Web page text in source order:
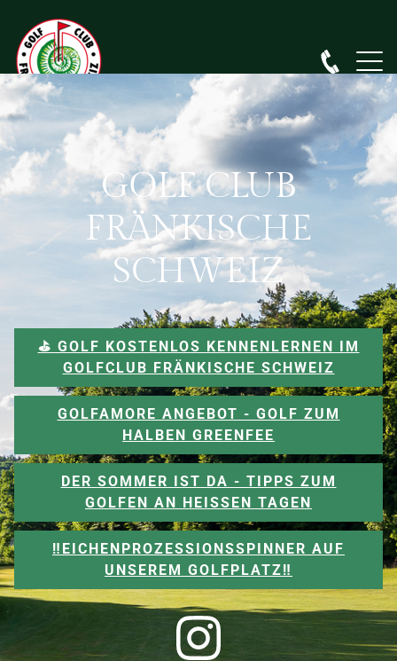
GOLF CLUB
FRÄNKISCHE
SCHWEIZ
⛳️ GOLF KOSTENLOS KENNENLERNEN IM
GOLFCLUB FRÄNKISCHE SCHWEIZ
GOLFAMORE ANGEBOT - GOLF ZUM
HALBEN GREENFEE
DER SOMMER IST DA - TIPPS ZUM
GOLFEN AN HEISSEN TAGEN
‼️EICHENPROZESSIONSSPINNER AUF
UNSEREM GOLFPLATZ‼️